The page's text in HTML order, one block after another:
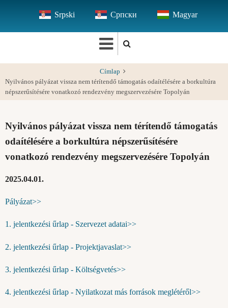
tartalomra
Srpski Српски Magyar
Címlap
Nyilvános pályázat vissza nem térítendő támogatás odaítélésére a borkultúra
népszerűsítésére vonatkozó rendezvény megszervezésére Topolyán
Nyilvános pályázat vissza nem térítendő támogatás
odaítélésére a borkultúra népszerűsítésére
vonatkozó rendezvény megszervezésére Topolyán
2025.04.01.
Pályázat>>
1. jelentkezési űrlap - Szervezet adatai>>
2. jelentkezési űrlap - Projektjavaslat>>
3. jelentkezési űrlap - Költségvetés>>
4. jelentkezési űrlap - Nyilatkozat más források meglétéről>>